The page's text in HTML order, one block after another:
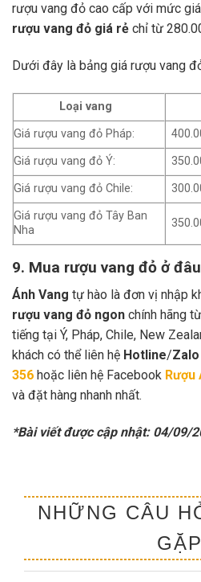
rượu vang đỏ cao cấp với mức
rượu vang đỏ giá rẻ chỉ từ
Dưới đây là bảng giá rượu vang
Loại vang
Giá rượu vang đỏ Pháp:
Giá rượu vang đỏ Ý:
Giá rượu vang đỏ Chile:
Giá rượu vang đỏ Tây Ban
Nha
9. Mua rượu vang đỏ ở
Ánh Vang tự hào là đơn vị nhập
rượu vang đỏ ngon chính hãng
tiếng tại Ý, Pháp, Chile, New
khách có thể liên hệ Hotline/Zalo
356 hoặc liên hệ Facebook Rượu
và đặt hàng nhanh nhất.
*Bài viết được cập nhật: 04/09/
NHỮNG CÂU
GẶP